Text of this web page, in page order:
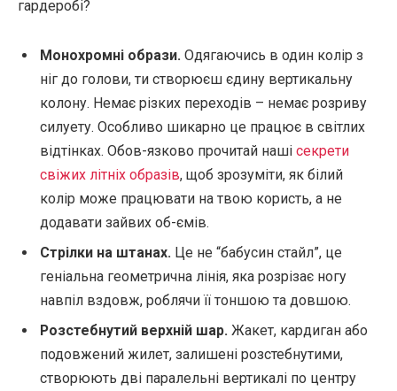
гардеробі?
Монохромні образи. Одягаючись в один колір з
ніг до голови, ти створюєш єдину вертикальну
колону. Немає різких переходів – немає розриву
силуету. Особливо шикарно це працює в світлих
відтінках. Обов-язково прочитай наші секрети
свіжих літніх образів, щоб зрозуміти, як білий
колір може працювати на твою користь, а не
додавати зайвих об-ємів.
Стрілки на штанах. Це не “бабусин стайл”, це
геніальна геометрична лінія, яка розрізає ногу
навпіл вздовж, роблячи її тоншою та довшою.
Розстебнутий верхній шар. Жакет, кардиган або
подовжений жилет, залишені розстебнутими,
створюють дві паралельні вертикалі по центру